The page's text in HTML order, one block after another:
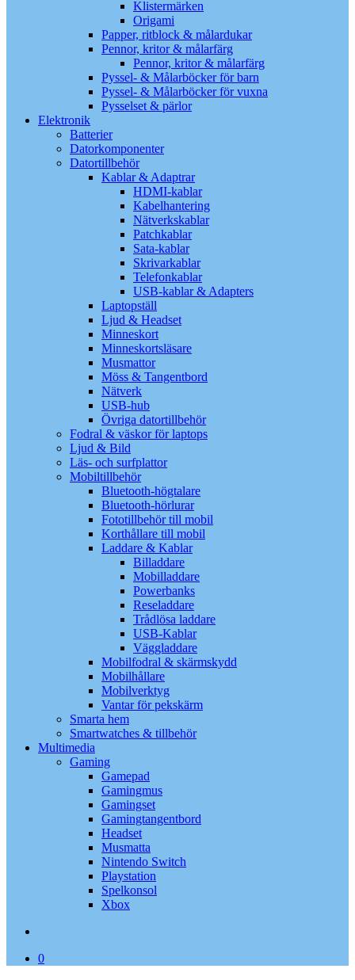
Klistermärken
Origami
Papper, ritblock & målardukar
Pennor, kritor & målarfärg
Pennor, kritor & målarfärg
Pyssel- & Målarböcker för barn
Pyssel- & Målarböcker för vuxna
Pysselset & pärlor
Elektronik
Batterier
Datorkomponenter
Datortillbehör
Kablar & Adaptrar
HDMI-kablar
Kabelhantering
Nätverkskablar
Patchkablar
Sata-kablar
Skrivarkablar
Telefonkablar
USB-kablar & Adapters
Laptopställ
Ljud & Headset
Minneskort
Minneskortsläsare
Musmattor
Möss & Tangentbord
Nätverk
USB-hub
Övriga datortillbehör
Fodral & väskor för laptops
Ljud & Bild
Läs- och surfplattor
Mobiltillbehör
Bluetooth-högtalare
Bluetooth-hörlurar
Fototillbehör till mobil
Korthållare till mobil
Laddare & Kablar
Billaddare
Mobilladdare
Powerbanks
Reseladdare
Trådlösa laddare
USB-Kablar
Väggladdare
Mobilfodral & skärmskydd
Mobilhållare
Mobilverktyg
Vantar för pekskärm
Smarta hem
Smartwatches & tillbehör
Multimedia
Gaming
Gamepad
Gamingmus
Gamingset
Gamingtangentbord
Headset
Musmatta
Nintendo Switch
Playstation
Spelkonsol
Xbox
0